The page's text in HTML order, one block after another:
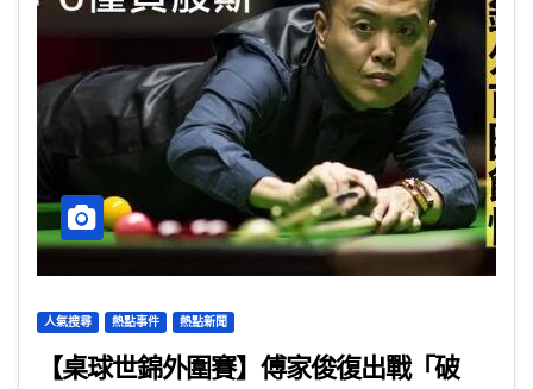
人氣搜尋 熱點事件 熱點新聞
【桌球世錦外圍賽】傅家俊復出戰「破